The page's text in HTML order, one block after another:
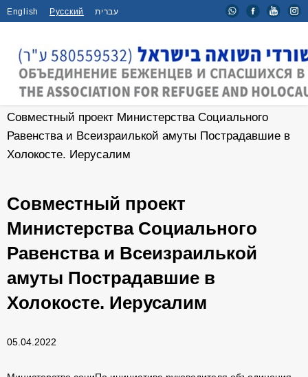
English Русский עברית
Главная / Новости /
Совместный проект Министерства Социального
Равенства и Всеизраилькой амуты Пострадавшие в
Холокосте. Иерусалим
Совместный проект
Министерства Социального
Равенства и Всеизраилькой
амуты Пострадавшие в
Холокосте. Иерусалим
05.04.2022